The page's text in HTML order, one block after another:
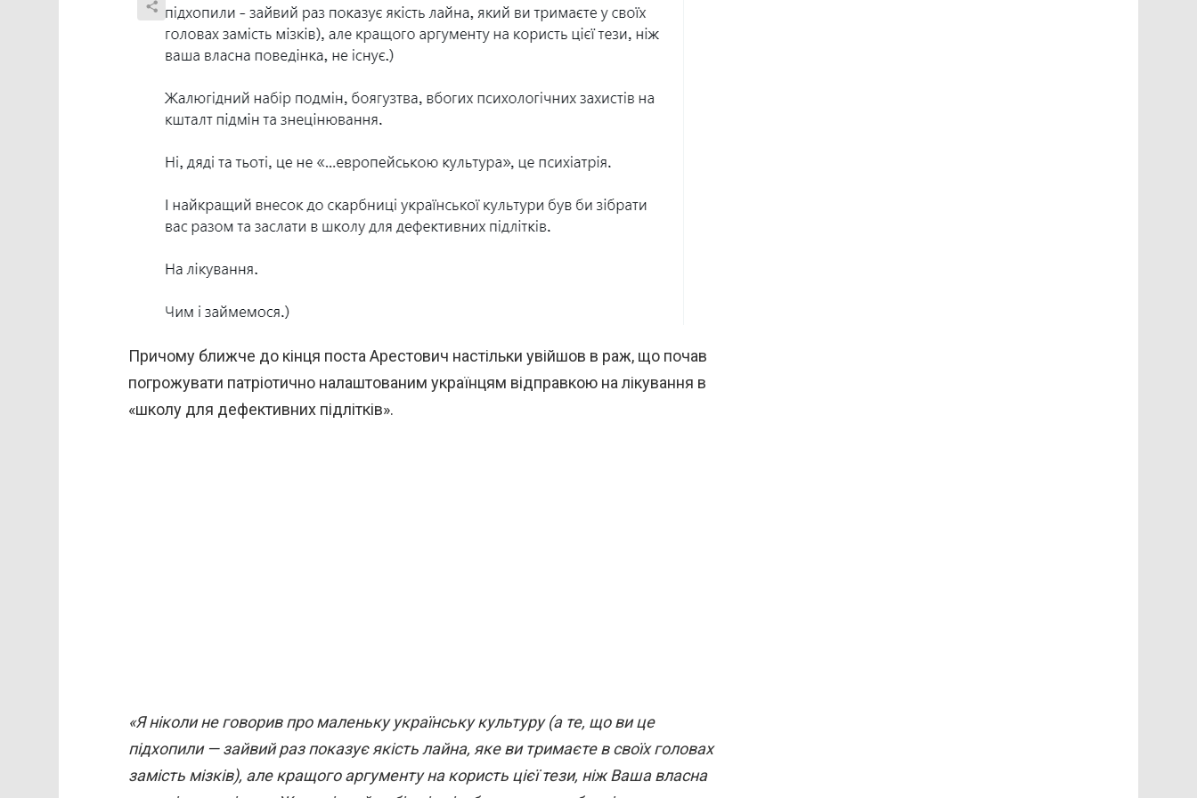
Причому ближче до кінця поста Арестович настільки увійшов в раж, що почав
погрожувати патріотично налаштованим українцям відправкою на лікування в
«школу для дефективних підлітків».
«Я ніколи не говорив про маленьку українську культуру (а те, що ви це
підхопили — зайвий раз показує якість лайна, яке ви тримаєте в своїх головах
замість мізків), але кращого аргументу на користь цієї тези, ніж Ваша власна